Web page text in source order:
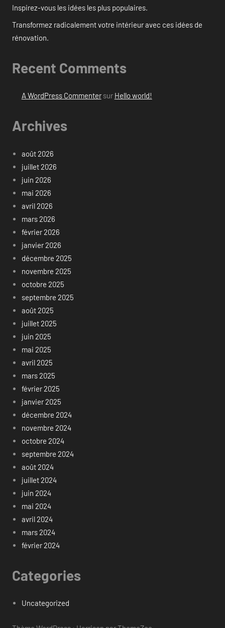
Inspirez-vous les idées les plus populaires.
Transformez radicalement votre intérieur avec ces idées de
rénovation.
Recent Comments
A WordPress Commentersur Hello world!
Archives
août 2026
juillet 2026
juin 2026
mai 2026
avril 2026
mars 2026
février 2026
janvier 2026
décembre 2025
novembre 2025
octobre 2025
septembre 2025
août 2025
juillet 2025
juin 2025
mai 2025
avril 2025
mars 2025
février 2025
janvier 2025
décembre 2024
novembre 2024
octobre 2024
septembre 2024
août 2024
juillet 2024
juin 2024
mai 2024
avril 2024
mars 2024
février 2024
Categories
Uncategorized